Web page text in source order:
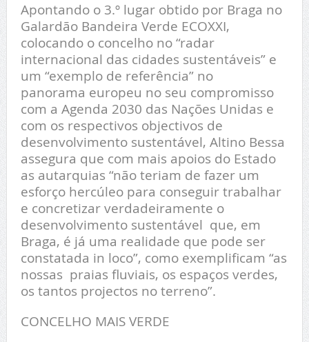
Apontando o 3.º lugar obtido por Braga no
Galardão Bandeira Verde ECOXXI,
colocando o concelho no “radar
internacional das cidades sustentáveis” e
um “exemplo de referência” no
panorama europeu no seu compromisso
com a Agenda 2030 das Nações Unidas e
com os respectivos objectivos de
desenvolvimento sustentável, Altino Bessa
assegura que com mais apoios do Estado
as autarquias “não teriam de fazer um
esforço hercúleo para conseguir trabalhar
e concretizar verdadeiramente o
desenvolvimento sustentável que, em
Braga, é já uma realidade que pode ser
constatada in loco”, como exemplificam “as
nossas praias fluviais, os espaços verdes,
os tantos projectos no terreno”.
CONCELHO MAIS VERDE